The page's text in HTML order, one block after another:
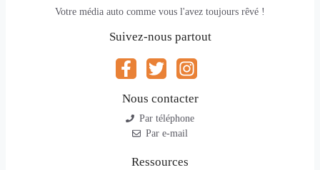
Votre média auto comme vous l'avez toujours rêvé !
Suivez-nous partout
Nous contacter
Par téléphone
Par e-mail
Ressources